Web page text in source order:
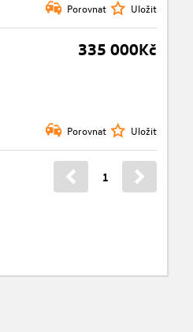
Porovnat Uložit
335 000Kč
Porovnat Uložit
1